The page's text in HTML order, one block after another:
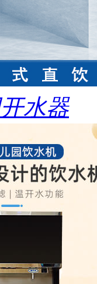
水器